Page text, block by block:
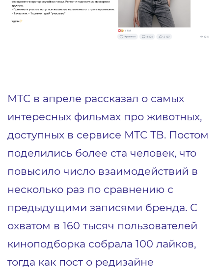
МТС в апреле рассказал о самых
интересных фильмах про животных,
доступных в сервисе МТС ТВ. Постом
поделились более ста человек, что
повысило число взаимодействий в
несколько раз по сравнению с
предыдущими записями бренда. С
охватом в 160 тысяч пользователей
киноподборка собрала 100 лайков,
тогда как пост о редизайне